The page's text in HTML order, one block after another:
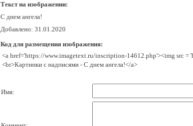
Текст на изображении:
С днем ангела!
Добавлено: 31.01.2020
Код для размещения изображения:
<a href='https://www.imagetext.ru/inscription-14612.php'><img src
<br>Картинки с надписями - С днем ангела!</a>
Имя: